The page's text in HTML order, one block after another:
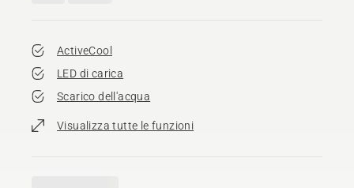
ActiveCool
LED di carica
Scarico dell'acqua
Visualizza tutte le funzioni